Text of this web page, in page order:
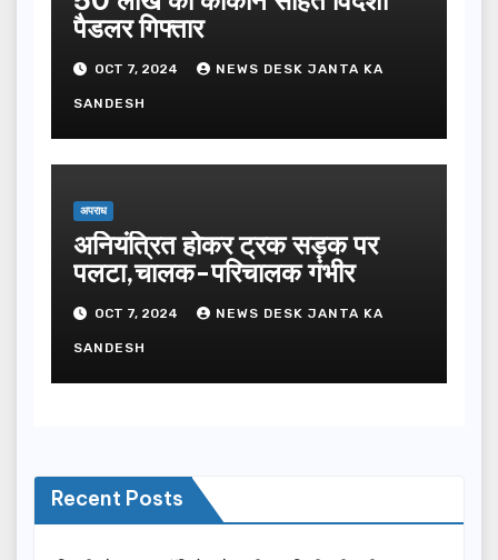
पैडलर गिफ्तार
OCT 7, 2024 NEWS DESK JANTA KA
SANDESH
अपराध
अनियंत्रित होकर ट्रक सड़क पर
पलटा,चालक-परिचालक गंभीर
OCT 7, 2024 NEWS DESK JANTA KA
SANDESH
Recent Posts